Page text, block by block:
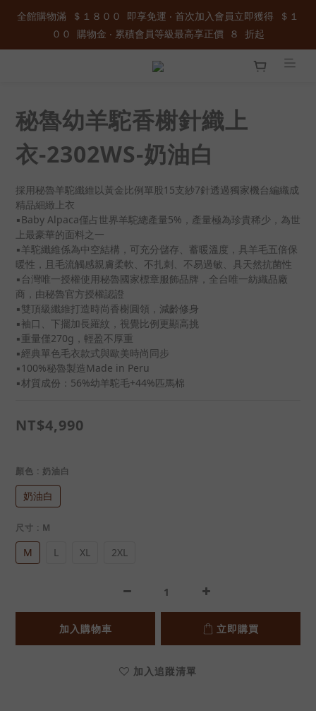
全館購物滿  ＄１８００  即享免運 ‧ 首次加入會員立即獲得  ＄１
００  購物金 ‧ 累積會員等級最高享正價  ８  折起
００  購物金 ‧ 累積會員等級最高享正價  ８  折起
加入官方LINE ID : @wau4368o 享額外秘密折扣
００  購物金 ‧ 累積會員等級最高享正價  ８  折起
秘魯幼羊駝香榭針織上
衣-2302WS-奶油白
採用秘魯羊駝纖維以黃金比例單股15支紗7針透過獨家機台編織成
精品細緻上衣
▪️Baby Alpaca僅占世界羊駝總產量5%，產量極為珍貴稀少，為世
上最豪華的面料之一
▪️羊駝纖維係為中空結構，可充分儲存、蓄暖溫度，具羊毛五倍保
暖性，且毛流觸感親膚柔軟、不扎刺、不易過敏、具天然抗菌性
▪台灣唯一授權使用秘魯國家標章服飾品牌，全台唯一紡織品廠
商，由秘魯官方授權認證
▪雙頂級纖維打造時尚香榭圓領，減齡修身
▪袖口、下擺加長羅紋，視覺比例更顯高挑
▪重量僅270g，輕盈不厚重
▪經典單色毛衣款式與歐美時尚同步
▪100%秘魯製造Made in Peru
▪材質成份：56%幼羊駝毛+44%匹馬棉
NT$4,990
顏色 : 奶油白
奶油白
尺寸 : M
M L XL 2XL
加入購物車 立即購買
加入追蹤清單